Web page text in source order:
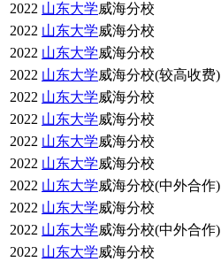
2022 山东大学威海分校
2022 山东大学威海分校
2022 山东大学威海分校
2022 山东大学威海分校(较高收费)
2022 山东大学威海分校
2022 山东大学威海分校
2022 山东大学威海分校
2022 山东大学威海分校
2022 山东大学威海分校(中外合作)
2022 山东大学威海分校
2022 山东大学威海分校(中外合作)
2022 山东大学威海分校